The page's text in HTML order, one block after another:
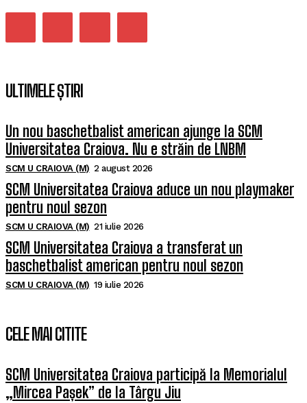
ULTIMELE ȘTIRI
Un nou baschetbalist american ajunge la SCM
Universitatea Craiova. Nu e străin de LNBM
SCM U CRAIOVA (M) 2 august 2026
SCM Universitatea Craiova aduce un nou playmaker
pentru noul sezon
SCM U CRAIOVA (M) 21 iulie 2026
SCM Universitatea Craiova a transferat un
baschetbalist american pentru noul sezon
SCM U CRAIOVA (M) 19 iulie 2026
CELE MAI CITITE
SCM Universitatea Craiova participă la Memorialul
„Mircea Pașek” de la Târgu Jiu